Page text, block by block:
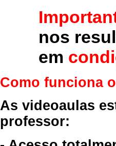
nos
em
Como funciona
As videoaulas
professor: